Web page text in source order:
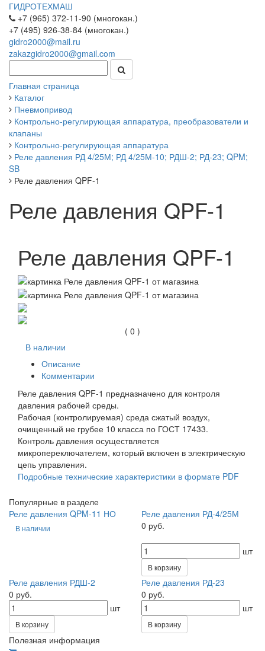
ГИДРОТЕХМАШ
+7 (965) 372-11-90 (многокан.)
+7 (495) 926-38-84 (многокан.)
gidro2000@mail.ru
zakazgidro2000@gmail.com
Главная страница
Каталог
Пневмопривод
Контрольно-регулирующая аппаратура, преобразователи и
клапаны
Контрольно-регулирующая аппаратура
Реле давления РД 4/25М; РД 4/25М-10; РДШ-2; РД-23; QPM;
SB
Реле давления QPF-1
Реле давления QPF-1
Реле давления QPF-1
( 0 )
В наличии
Описание
Комментарии
Реле давления QPF-1 предназначено для контроля
давления рабочей среды.
Рабочая (контролируемая) среда сжатый воздух,
очищенный не грубее 10 класса по ГОСТ 17433.
Контроль давления осуществляется
микропереключателем, который включен в электрическую
цепь управления.
Подробные технические характеристики в формате PDF
Популярные в разделе
Реле давления QPM-11 НО
В наличии
Реле давления РД-4/25М
0 руб.
шт
В корзину
Реле давления РДШ-2
0 руб.
шт
В корзину
Реле давления РД-23
0 руб.
шт
В корзину
Полезная информация